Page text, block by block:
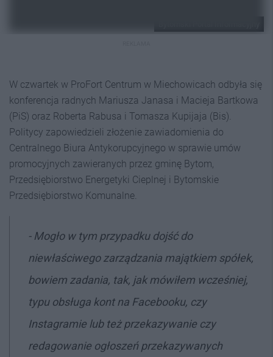
W czwartek w ProFort Centrum w Miechowicach odbyła się
konferencja radnych Mariusza Janasa i Macieja Bartkowa
(PiS) oraz Roberta Rabusa i Tomasza Kupijaja (Bis).
Politycy zapowiedzieli złożenie zawiadomienia do
Centralnego Biura Antykorupcyjnego w sprawie umów
promocyjnych zawieranych przez gminę Bytom,
Przedsiębiorstwo Energetyki Cieplnej i Bytomskie
Przedsiębiorstwo Komunalne.
- Mogło w tym przypadku dojść do
niewłaściwego zarządzania majątkiem spółek,
bowiem zadania, tak, jak mówiłem wcześniej,
typu obsługa kont na Facebooku, czy
Instagramie lub też przekazywanie czy
redagowanie ogłoszeń przekazywanych